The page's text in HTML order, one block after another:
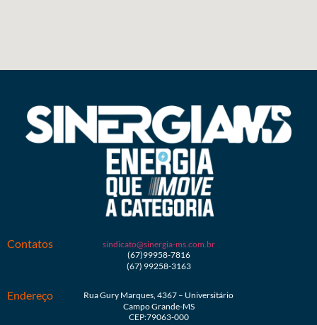
Contatos
sindicato@sinergia-ms.com.br
(67)99958-7816
(67) 99258-3163
Endereço
Rua Gury Marques, 4367 – Universitário
Campo Grande-MS
CEP:79063-000